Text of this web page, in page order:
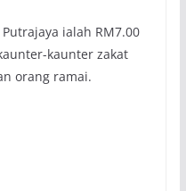
ialah RM7.00
kaunter zakat
orang ramai.